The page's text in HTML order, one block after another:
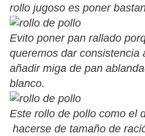
rollo jugoso es poner
Evito poner pan rallado
queremos dar consistencia
añadir miga de pan
blanco.
Este rollo de pollo como el
hacerse de tamaño de